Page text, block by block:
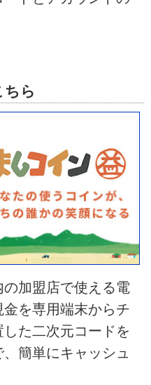
ちら
の加盟店で使える電
を専用端末からチ
た二次元コードを
簡単にキャッシュ